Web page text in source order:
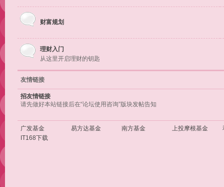
财富规划
理财入门
从这里开启理财的钥匙
友情链接
招友情链接
请先做好本站链接后在“论坛使用咨询”版块发帖告知
广发基金 易方达基金 南方基金 上投摩根基金
IT168下载